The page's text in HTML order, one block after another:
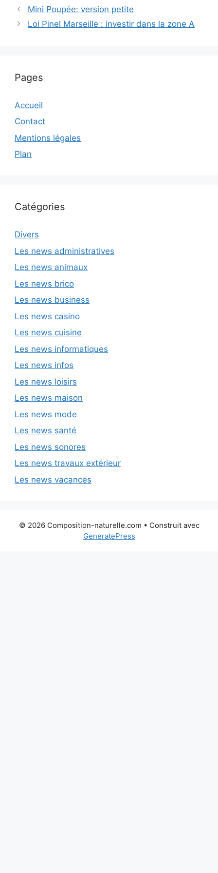
Mini Poupée: version petite
Loi Pinel Marseille : investir dans la zone A
Pages
Accueil
Contact
Mentions légales
Plan
Catégories
Divers
Les news administratives
Les news animaux
Les news brico
Les news business
Les news casino
Les news cuisine
Les news informatiques
Les news infos
Les news loisirs
Les news maison
Les news mode
Les news santé
Les news sonores
Les news travaux extérieur
Les news vacances
© 2026 Composition-naturelle.com • Construit avec
GeneratePress